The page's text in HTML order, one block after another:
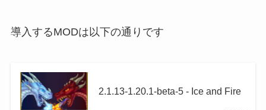
導入するMODは以下の通りです
2.1.13-1.20.1-beta-5 - Ice and Fire